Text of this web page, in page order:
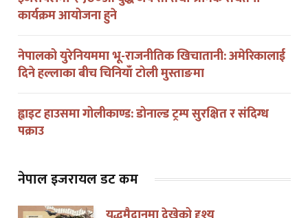
कार्यक्रम आयोजना हुने
नेपालको युरेनियममा भू-राजनीतिक खिचातानी: अमेरिकालाई
दिने हल्लाका बीच चिनियाँ टोली मुस्ताङमा
ह्वाइट हाउसमा गोलीकाण्ड: डोनाल्ड ट्रम्प सुरक्षित र संदिग्ध
पक्राउ
नेपाल इजरायल डट कम
युद्धमैदानमा देखेको दृश्य